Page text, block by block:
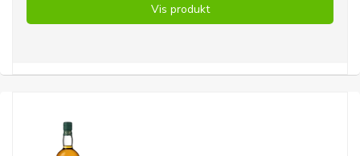
Vis produkt